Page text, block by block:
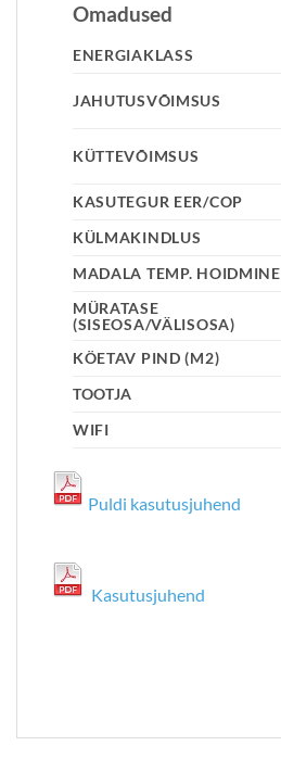
Omadused
ENERGIAKLASS
JAHUTUSVÕIMSUS
KÜTTEVÕIMSUS
KASUTEGUR EER/COP
KÜLMAKINDLUS
MADALA TEMP. HOIDMINE
MÜRATASE
(SISEOSA/VÄLISOSA)
KÖETAV PIND (M2)
TOOTJA
WIFI
Puldi kasutusjuhend
Kasutusjuhend